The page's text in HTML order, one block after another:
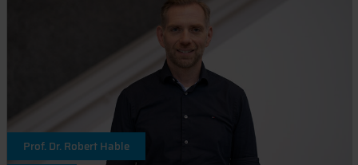
Prof. Dr. Robert Hable